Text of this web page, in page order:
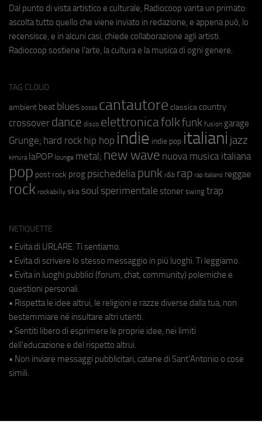
Dal punto di vista artistico e culturale, Radiocoop vanta un primato:
ascolta tutto quello che viene inviato in redazione, e appena può, lo
recensisce, e in alcuni casi, chiede collaborazione agli artisti.
Radiocoop sostiene l'arte, la cultura e la musica di ogni genere.
TAG CLOUD
ambient beat blues bossa cantautore classica country
crossover dance disco elettronicafolkfunk fusion garage
Grunge; hard rock hip hop indie indie pop italiani jazz
kimura laPOP lounge metal; new wave nuova musica italiana
pop post rock prog psichedeliapunk r&b rap rap italiano reggae
rock rockabilly ska soul sperimentale stoner swing trap
NETIQUETTE
• Evita di URLARE. Ti sentiamo.
• Evita di scrivere lo stesso messaggio in più luoghi. Ti leggiamo.
• Evita in luoghi pubblici (forum, chat, community) polemiche e
questioni personali.
• Rispetta le idee altrui, le religioni e razze diverse dalla tua, non
bestemmiare né insultare altri utenti.
• Sentiti libero di esprimere le proprie idee, nei limiti
dell'educazione e del rispetto altrui.
• Non inviare messaggi pubblicitari, catene di Sant'Antonio o cose
simili.